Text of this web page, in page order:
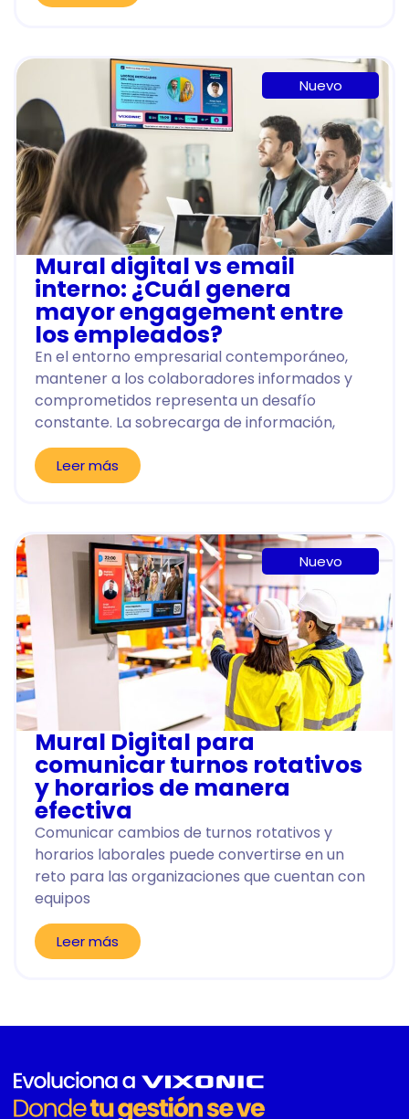
Nuevo
Mural digital vs email
interno: ¿Cuál genera
mayor engagement entre
los empleados?
En el entorno empresarial contemporáneo,
mantener a los colaboradores informados y
comprometidos representa un desafío
constante. La sobrecarga de información,
Leer más
Nuevo
Mural Digital para
comunicar turnos rotativos
y horarios de manera
efectiva
Comunicar cambios de turnos rotativos y
horarios laborales puede convertirse en un
reto para las organizaciones que cuentan con
equipos
Leer más